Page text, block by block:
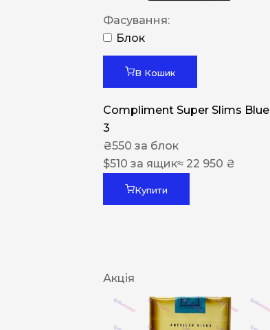
Фасування:
Блок
В Кошик
Compliment Super Slims Blue
3
₴550 за блок
$510 за ящик≈ 22 950 ₴
Купити
Акція